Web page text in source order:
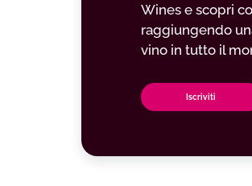
Wines e scopri
raggiungendo
vino in tutto il
Iscriviti